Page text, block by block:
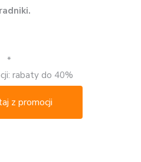
*
rabaty do 40%
z promocji